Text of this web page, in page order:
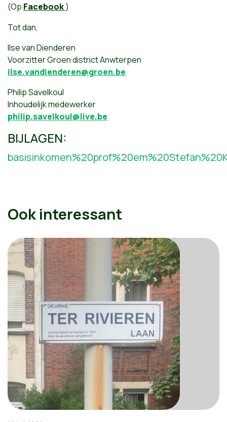
(Op Facebook)
Tot dan,
Ilse van Dienderen
Voorzitter Groen district Anwterpen
ilse.vandienderen@groen.be
Philip Savelkoul
Inhoudelijk medewerker
philip.savelkoul@live.be
BIJLAGEN:
Ook interessant